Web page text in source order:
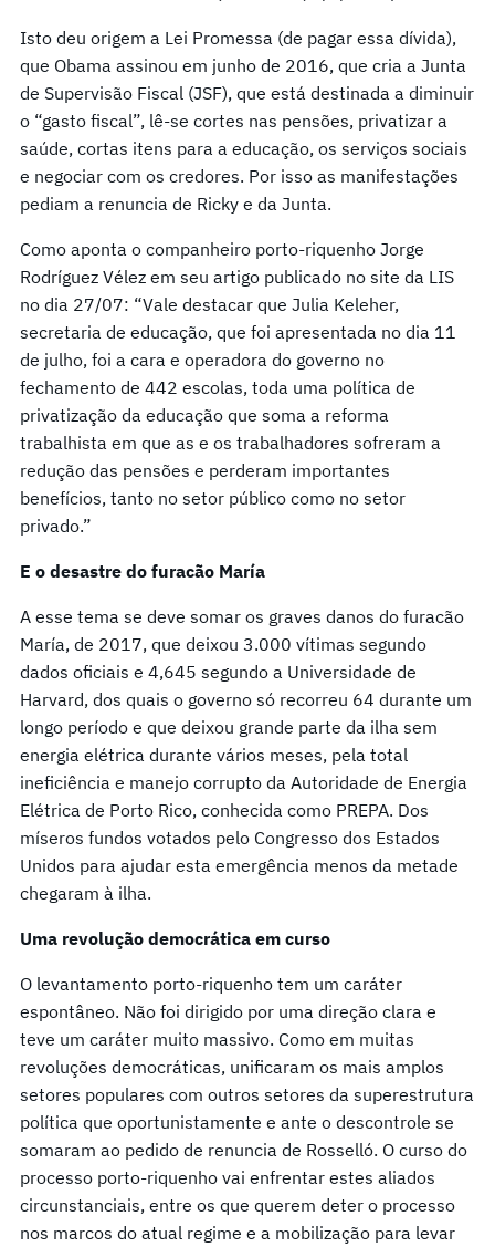
Isto deu origem a Lei Promessa (de pagar essa dívida),
que Obama assinou em junho de 2016, que cria a Junta
de Supervisão Fiscal (JSF), que está destinada a diminuir
o “gasto fiscal”, lê-se cortes nas pensões, privatizar a
saúde, cortas itens para a educação, os serviços sociais
e negociar com os credores. Por isso as manifestações
pediam a renuncia de Ricky e da Junta.
Como aponta o companheiro porto-riquenho Jorge
Rodríguez Vélez em seu artigo publicado no site da LIS
no dia 27/07: “Vale destacar que Julia Keleher,
secretaria de educação, que foi apresentada no dia 11
de julho, foi a cara e operadora do governo no
fechamento de 442 escolas, toda uma política de
privatização da educação que soma a reforma
trabalhista em que as e os trabalhadores sofreram a
redução das pensões e perderam importantes
benefícios, tanto no setor público como no setor
privado.”
E o desastre do furacão María
A esse tema se deve somar os graves danos do furacão
María, de 2017, que deixou 3.000 vítimas segundo
dados oficiais e 4,645 segundo a Universidade de
Harvard, dos quais o governo só recorreu 64 durante um
longo período e que deixou grande parte da ilha sem
energia elétrica durante vários meses, pela total
ineficiência e manejo corrupto da Autoridade de Energia
Elétrica de Porto Rico, conhecida como PREPA. Dos
míseros fundos votados pelo Congresso dos Estados
Unidos para ajudar esta emergência menos da metade
chegaram à ilha.
Uma revolução democrática em curso
O levantamento porto-riquenho tem um caráter
espontâneo. Não foi dirigido por uma direção clara e
teve um caráter muito massivo. Como em muitas
revoluções democráticas, unificaram os mais amplos
setores populares com outros setores da superestrutura
política que oportunistamente e ante o descontrole se
somaram ao pedido de renuncia de Rosselló. O curso do
processo porto-riquenho vai enfrentar estes aliados
circunstanciais, entre os que querem deter o processo
nos marcos do atual regime e a mobilização para levar